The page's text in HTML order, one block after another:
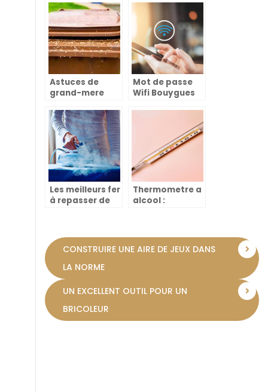
chauffagiste
dépanneur ?
Astuces de
grand-mere
les asticots
dans les
poubelles
Mot de passe
Wifi Bouygues
Les meilleurs fer
à repasser de
Thermometre a
alcool :
CONSTRUIRE UNE AIRE DE JEUX DANS
LA NORME
UN EXCELLENT OUTIL POUR UN
BRICOLEUR